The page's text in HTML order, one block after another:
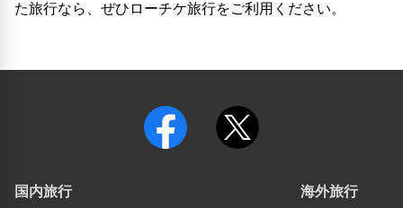
た旅行なら、ぜひローチケ旅行をご利用ください。
国内旅行 海外旅行